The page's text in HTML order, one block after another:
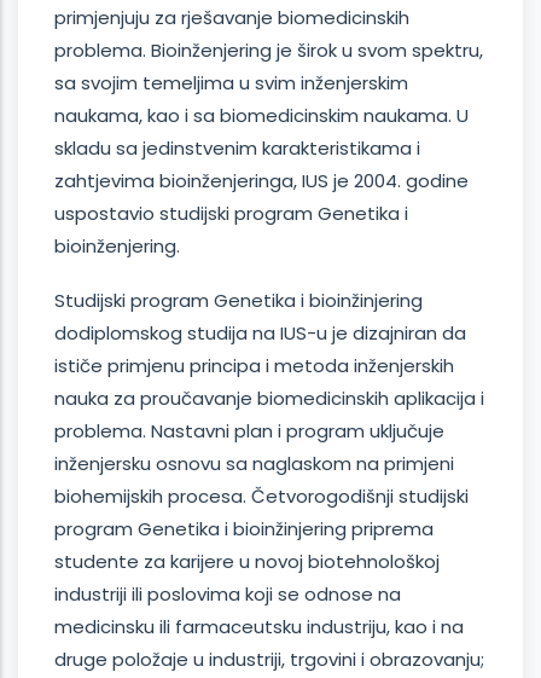
primjenjuju za rješavanje biomedicinskih
problema. Bioinženjering je širok u svom spektru,
sa svojim temeljima u svim inženjerskim
naukama, kao i sa biomedicinskim naukama. U
skladu sa jedinstvenim karakteristikama i
zahtjevima bioinženjeringa, IUS je 2004. godine
uspostavio studijski program Genetika i
bioinženjering.
Studijski program Genetika i bioinžinjering
dodiplomskog studija na IUS-u je dizajniran da
ističe primjenu principa i metoda inženjerskih
nauka za proučavanje biomedicinskih aplikacija i
problema. Nastavni plan i program uključuje
inženjersku osnovu sa naglaskom na primjeni
biohemijskih procesa. Četvorogodišnji studijski
program Genetika i bioinžinjering priprema
studente za karijere u novoj biotehnološkoj
industriji ili poslovima koji se odnose na
medicinsku ili farmaceutsku industriju, kao i na
druge položaje u industriji, trgovini i obrazovanju;